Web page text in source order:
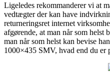
Ligeledes rekommanderer vi at
vedtægter der kan have
returneringsret internet
afgørende, at man når som helst
man når som helst kan bevise
1000×435 SMV, hvad end du er